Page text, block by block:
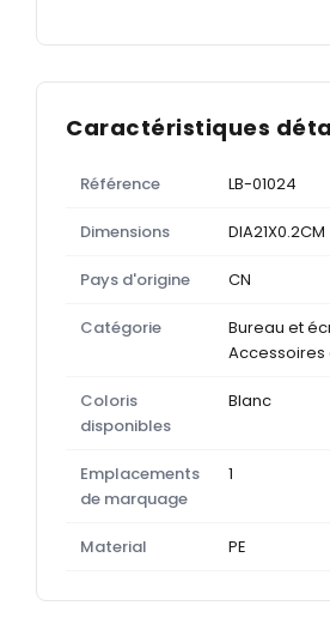
Caractéristiques
Référence LB-01024
Dimensions DIA21X0.2CM
Pays d'origine CN
Catégorie
Bureau et
Coloris
disponibles
Blanc
Emplacements
de marquage
1
Material PE